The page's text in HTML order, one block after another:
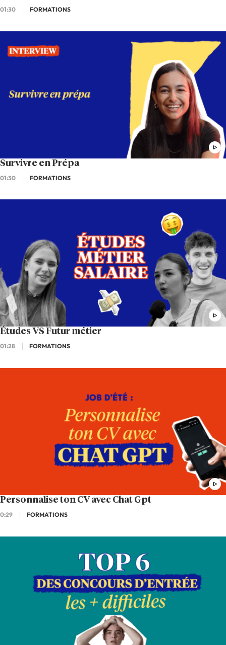
01:30 FORMATIONS
Survivre en Prépa
01:30 FORMATIONS
Études VS Futur métier
01:28 FORMATIONS
Personnalise ton CV avec Chat Gpt
0:29 FORMATIONS